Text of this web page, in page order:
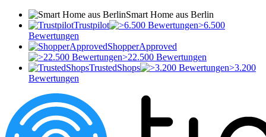
Smart Home aus Berlin
Trustpilot
>6.500
Bewertungen
ShopperApproved
>22.500 Bewertungen
TrustedShops
>3.200
Bewertungen